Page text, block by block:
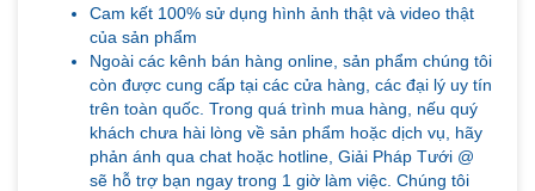
Cam kết 100% sử dụng hình ảnh thật và video thật
của sản phẩm
Ngoài các kênh bán hàng online, sản phẩm chúng tôi
còn được cung cấp tại các cửa hàng, các đại lý uy tín
trên toàn quốc. Trong quá trình mua hàng, nếu quý
khách chưa hài lòng về sản phẩm hoặc dịch vụ, hãy
phản ánh qua chat hoặc hotline, Giải Pháp Tưới @
sẽ hỗ trợ bạn ngay trong 1 giờ làm việc. Chúng tôi